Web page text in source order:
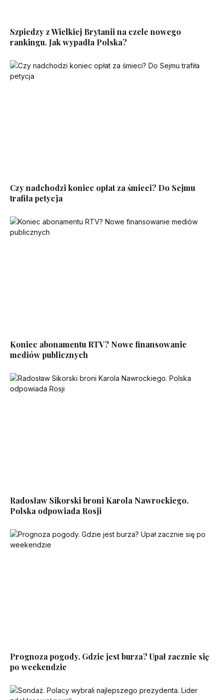
Szpiedzy z Wielkiej Brytanii na czele nowego
rankingu. Jak wypadła Polska?
Czy nadchodzi koniec opłat za śmieci? Do Sejmu
trafiła petycja
Koniec abonamentu RTV? Nowe finansowanie
mediów publicznych
Radosław Sikorski broni Karola Nawrockiego.
Polska odpowiada Rosji
Prognoza pogody. Gdzie jest burza? Upał zacznie się
po weekendzie